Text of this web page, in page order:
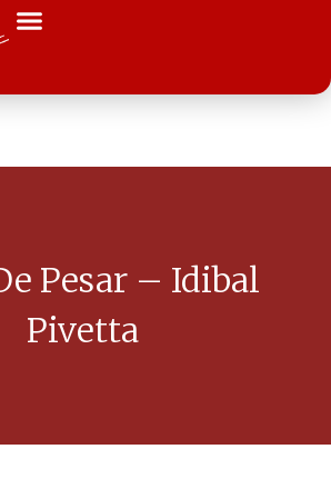
Pesar – Idibal
Pivetta